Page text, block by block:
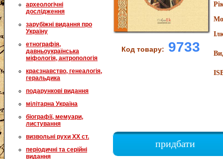
археологічні
дослідження
зарубіжні видання про
Україну
етнографія,
давньоукраїнська
міфологія, антропологія
краєзнавство, генеалогія,
геральдика
подарункові видання
мілітарна Україна
біографії, мемуари,
листування
визвольні рухи XX ст.
періодичні та серійні
видання
Код товару: 9733
придбати